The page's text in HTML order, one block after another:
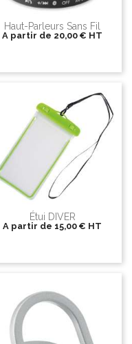
Haut-Parleurs Sans Fil
A partir de 20,00 € HT
Étui DIVER
A partir de 15,00 € HT